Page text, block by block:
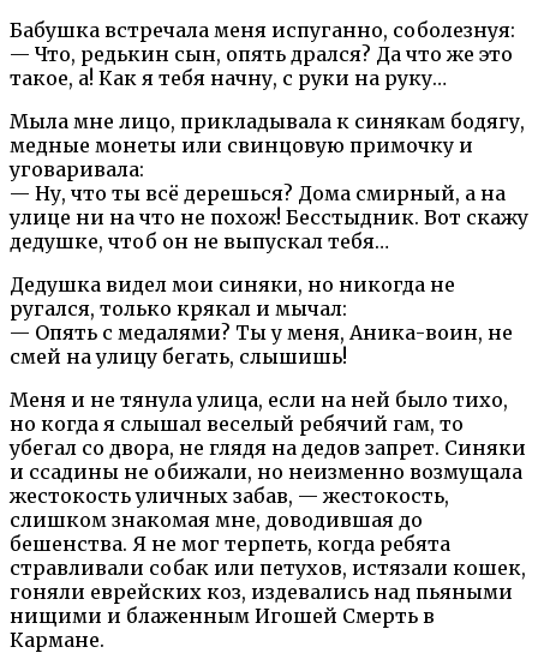
Бабушка встречала меня испуганно, соболезнуя:
— Что, редькин сын, опять дрался? Да что же это
такое, а! Как я тебя начну, с руки на руку…
Мыла мне лицо, прикладывала к синякам бодягу,
медные монеты или свинцовую примочку и
уговаривала:
— Ну, что ты всё дерешься? Дома смирный, а на
улице ни на что не похож! Бесстыдник. Вот скажу
дедушке, чтоб он не выпускал тебя…
Дедушка видел мои синяки, но никогда не
ругался, только крякал и мычал:
— Опять с медалями? Ты у меня, Аника-воин, не
смей на улицу бегать, слышишь!
Меня и не тянула улица, если на ней было тихо,
но когда я слышал веселый ребячий гам, то
убегал со двора, не глядя на дедов запрет. Синяки
и ссадины не обижали, но неизменно возмущала
жестокость уличных забав, — жестокость,
слишком знакомая мне, доводившая до
бешенства. Я не мог терпеть, когда ребята
стравливали собак или петухов, истязали кошек,
гоняли еврейских коз, издевались над пьяными
нищими и блаженным Игошей Смерть в
Кармане.